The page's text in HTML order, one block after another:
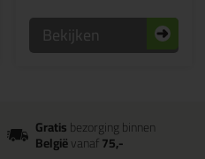
Bekijken
Gratisbezorging binnen
Belgiëvanaf75,-